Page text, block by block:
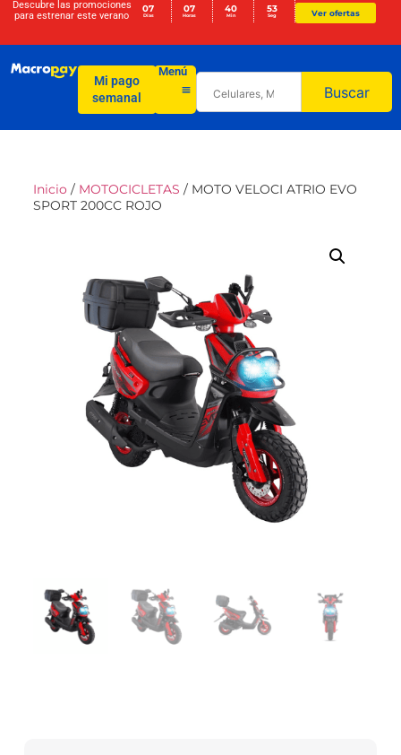
Descubre las promociones
para estrenar este verano
07
Días
07
Horas
40
Min
53
Seg Ver ofertas
Mi pago
semanal
Menú
Buscar
Inicio / MOTOCICLETAS / MOTO VELOCI ATRIO EVO
SPORT 200CC ROJO